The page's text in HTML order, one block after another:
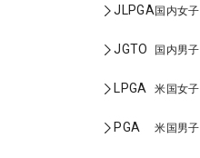
JLPGA国内女子
JGTO 国内男子
LPGA 米国女子
PGA 米国男子